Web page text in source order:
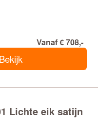
Vanaf € 708,-
Bekijk
Lichte eik satijn